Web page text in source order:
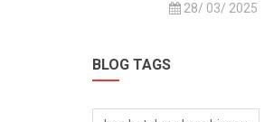
28/ 03/ 2025
BLOG TAGS